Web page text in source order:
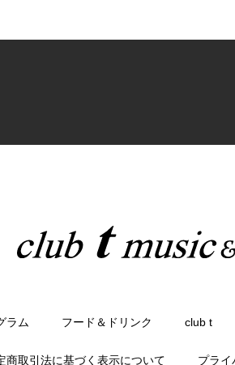
ラム フード＆ドリンク club t
商取引法に基づく表示について プライ